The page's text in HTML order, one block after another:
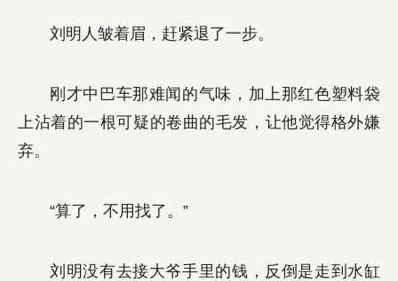
刘明人皱着眉，赶紧退了一步。
刚才中巴车那难闻的气味，加上那红色塑料袋
上沾着的一根可疑的卷曲的毛发，让他觉得格外嫌
弃。
“算了，不用找了。”
刘明没有去接大爷手里的钱，反倒是走到水缸